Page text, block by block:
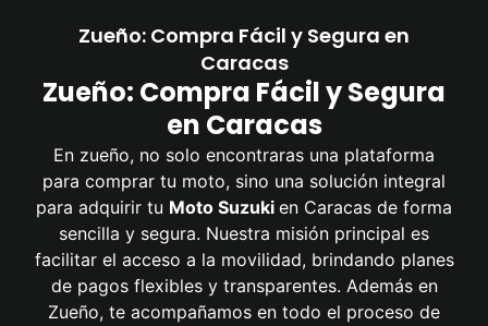
Zueño: Compra Fácil y Segura en
Caracas
Zueño: Compra Fácil y Segura
en Caracas
En zueño, no solo encontraras una plataforma
para comprar tu moto, sino una solución integral
para adquirir tu Moto Suzuki en Caracas de forma
sencilla y segura. Nuestra misión principal es
facilitar el acceso a la movilidad, brindando planes
de pagos flexibles y transparentes. Además en
Zueño, te acompañamos en todo el proceso de